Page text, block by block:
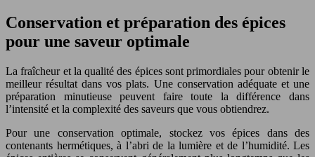
Conservation et préparation des épices
pour une saveur optimale
La fraîcheur et la qualité des épices sont primordiales pour obtenir le
meilleur résultat dans vos plats. Une conservation adéquate et une
préparation minutieuse peuvent faire toute la différence dans
l’intensité et la complexité des saveurs que vous obtiendrez.
Pour une conservation optimale, stockez vos épices dans des
contenants hermétiques, à l’abri de la lumière et de l’humidité. Les